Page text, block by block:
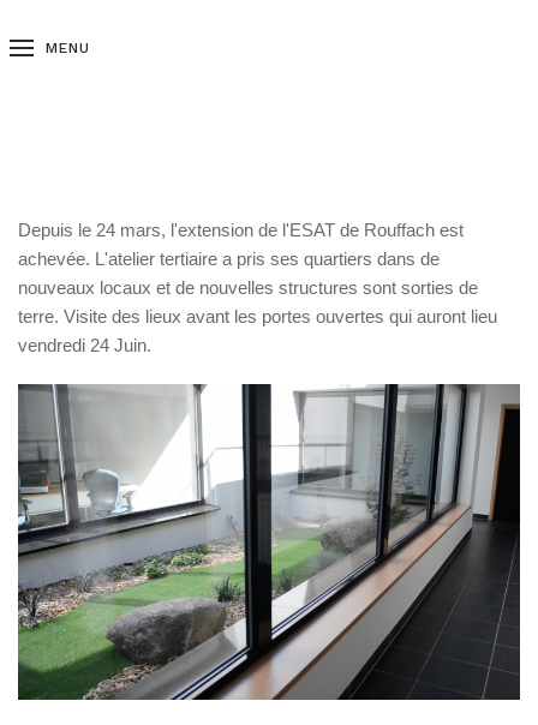
MENU
Depuis le 24 mars, l'extension de l'ESAT de Rouffach est
achevée. L'atelier tertiaire a pris ses quartiers dans de
nouveaux locaux et de nouvelles structures sont sorties de
terre. Visite des lieux avant les portes ouvertes qui auront lieu
vendredi 24 Juin.